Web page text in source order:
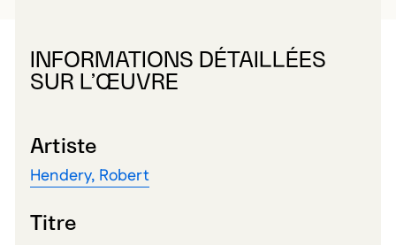
INFORMATIONS DÉTAILLÉES
SUR L’ŒUVRE
Artiste
Hendery, Robert
Titre